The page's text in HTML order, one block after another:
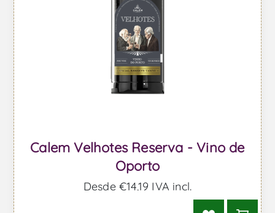
Calem Velhotes Reserva - Vino de
Oporto
Desde €14,19 IVA incl.